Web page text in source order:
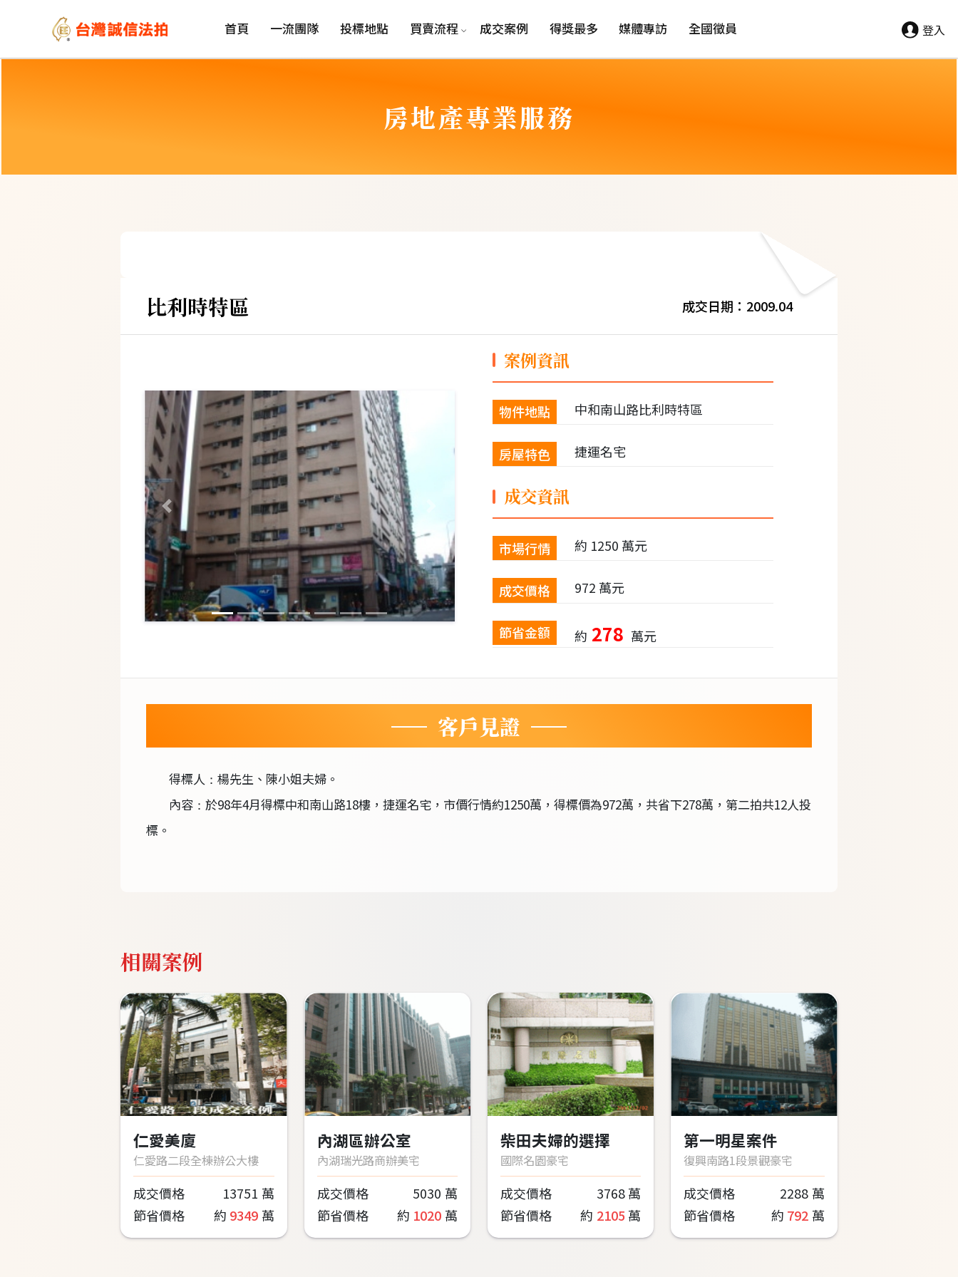
首頁 一流團隊 投標地點 買賣流程 成交案例 得獎最多 媒體專訪 全國徵員 登入
房地產專業服務
比利時特區 成交日期：2009.04
Previous
案例資訊
物件地點 中和南山路比利時特區
房屋特色 捷運名宅
成交資訊
市場行情 約 1250 萬元
成交價格 972 萬元
節省金額 約 278 萬元
客戶見證
得標人 ：楊先生、陳小姐夫婦。
內容 ：於98年4月得標中和南山路18樓，捷運名宅，市價行情約1250萬，得標價為972萬，共省下278萬，第二拍共12人投
標。
相關案例
仁愛美廈
仁愛路二段全棟辦公大樓
成交價格 13751 萬
節省價格
約 9349 萬
內湖區辦公室
內湖瑞光路商辦美宅
成交價格 5030 萬
節省價格
約 1020 萬
柴田夫婦的選擇
國際名園豪宅
成交價格 3768萬
節省價格
約 2105 萬
第一明星案件
復興南路1段景觀豪宅
成交價格 2288 萬
節省價格
約 792 萬